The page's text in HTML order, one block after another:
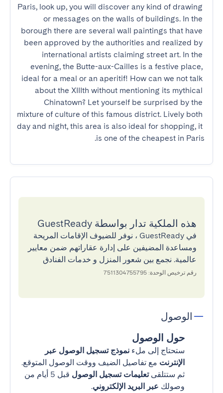
Paris, look up, you will discover any kind of drawing
or messages on the walls of buildings. In the
borough there are several wall paintings that have
been approved by the authorities and realized by
international artists claiming street art. In the
evening, the Butte-aux-Cailles is a festive place,
ideal for a meal or an aperitif! How can we not talk
about the XIIIth without mentioning its mythical
Chinatown? Let yourself be surprised by the
mixture of culture of this famous district. Lively both
day and night, this area is also ideal for shopping, it
is one of the cheapest in Paris.
هذه الملكية تدار بواسطة GuestReady
في GuestReady ، نوفر للضيوف الإقامات المريحة
ومساعدة المضيفين على إدارة عقاراتهم ضمن معايير
عالمية. نجمع بين شعور المنزل و خدمات الفنادق
رقم ترخيص الوحدة: 7511304755795
الوصول
حول الوصول
ستحتاج إلى ملء نموذج تسجيل الوصول عبر
الإنترنت مع تفاصيل الضيف ووقت الوصول المتوقع.
ثم ستتلقىتعليمات تسجيل الوصول
قبل 5 أيام من
وصولك عبر البريد الإلكتروني.